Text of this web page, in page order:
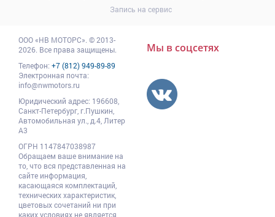
Запись на сервис
ООО«НВ МОТОРС» © 2013-
2026. Все права защищены.
Телефон: +7 (812) 949-89-89
Электронная почта:
info@nwmotors.ru
Юридический адрес: 196608
Санкт-Петербург, г.Пушкин
Автомобильная ул., д.4, Литер
А3
ОГРН 1147847038987
Обращаем ваше внимание на
то, что вся представленная на
сайте информация,
касающаяся комплектаций,
технических характеристик,
цветовых сочетаний ни при
каких условиях не является
Мы в соцсетях